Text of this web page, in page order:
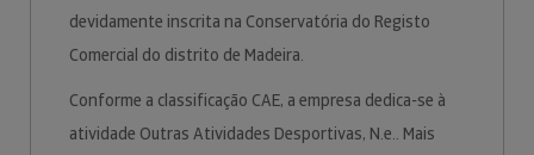
devidamente inscrita na Conservatória do Registo
Comercial do distrito de Madeira.
Conforme a classificação CAE, a empresa dedica-se à
atividade Outras Atividades Desportivas, N.e.. Mais